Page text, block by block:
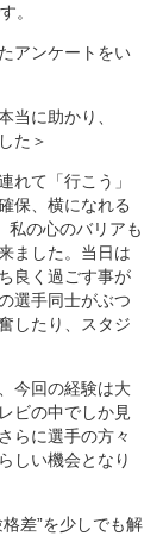
。
アンケートをい
当に助かり、
た＞
れて「行こう」
保、横になれる
私の心のバリアも
ました。当日は
良く過ごす事が
選手同士がぶつ
したり、スタジ
今回の経験は大
ビの中でしか見
らに選手の方々
しい機会となり
差”を少しでも解